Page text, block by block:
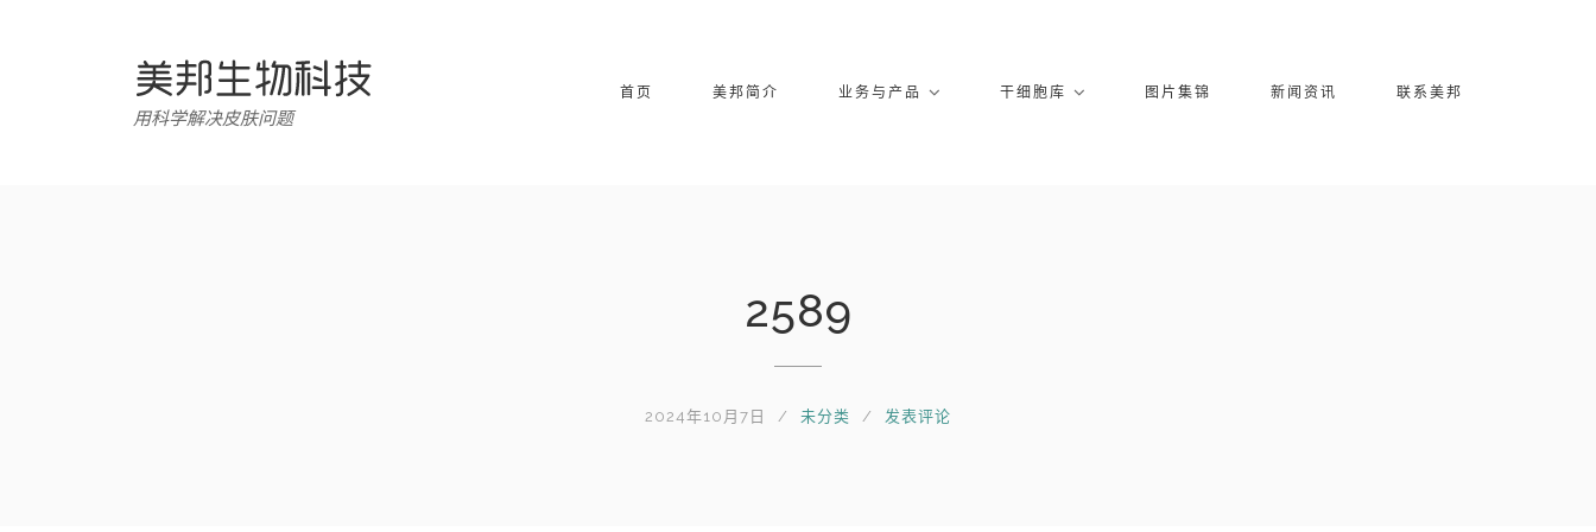
用科学解决皮肤问题
首页 美邦简介 业务与产品 干细胞库 图片集锦 新闻资讯 联系美邦
2589
2024年10月7日 未分类 发表评论